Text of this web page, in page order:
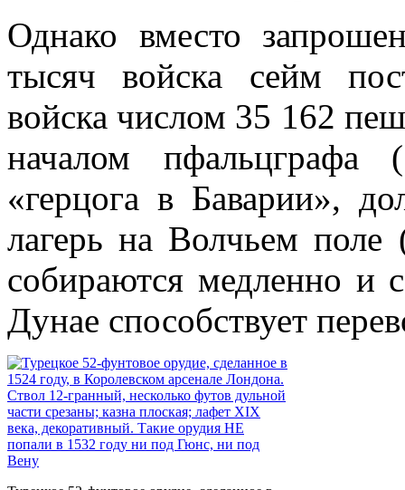
Однако вместо
тысяч войска сейм
войска числом 35 162
началом пфальцграфа
«герцога в Баварии»,
лагерь на Волчьем поле
собираются медленно и
Дунае способствует